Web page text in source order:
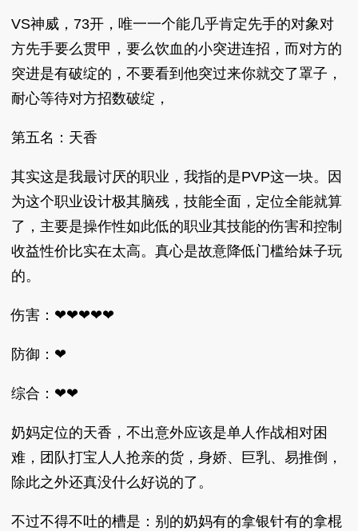
VS神威，73开，唯一一个能几乎肯定先手的对象对
方先手要么贯甲，要么饮血的小突进连招，而对方的
突进是有破绽的，不要看到他突过来你就交了罩子，
耐心等待对方招数破绽，
第五名：天香
其实这是我最讨厌的职业，我指的是PVP这一块。因
为这个职业设计极其脑残，技能全面，定位全能就算
了，主要是操作性如此低的职业其技能的伤害和控制
收益性价比实在太高。真心是故意降低门槛给妹子玩
的。
伤害：❤❤❤❤❤
防御：❤
综合：❤❤
奶妈定位的天香，不出意外应该是单人作战相对困
难，团队打宝人人抢亲的货，身娇、巨乳、易推倒，
除此之外还真没什么好说的了。
不过不得不吐的槽是：别的奶妈有的拿银针有的拿棍